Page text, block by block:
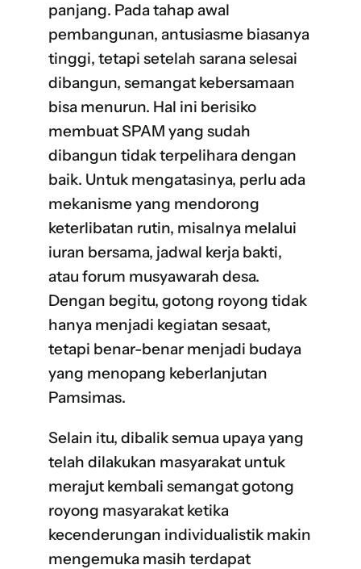
panjang. Pada tahap awal
pembangunan, antusiasme biasanya
tinggi, tetapi setelah sarana selesai
dibangun, semangat kebersamaan
bisa menurun. Hal ini berisiko
membuat SPAM yang sudah
dibangun tidak terpelihara dengan
baik. Untuk mengatasinya, perlu ada
mekanisme yang mendorong
keterlibatan rutin, misalnya melalui
iuran bersama, jadwal kerja bakti,
atau forum musyawarah desa.
Dengan begitu, gotong royong tidak
hanya menjadi kegiatan sesaat,
tetapi benar-benar menjadi budaya
yang menopang keberlanjutan
Pamsimas.
Selain itu, dibalik semua upaya yang
telah dilakukan masyarakat untuk
merajut kembali semangatgotong
royong masyarakat ketika
kecenderungan individualistik makin
mengemuka masih terdapat